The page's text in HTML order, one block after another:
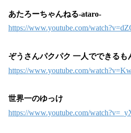
あたろーちゃんねる-ataro-
https://www.youtube.com/
ぞうさんパクパク 一人でできるも
https://www.youtube.com/
世界一のゆっけ
https://www.youtube.com/